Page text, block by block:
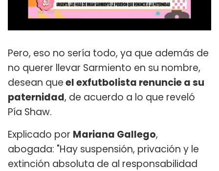
Pero, eso no sería todo, ya que además de
no querer llevar Sarmiento en su nombre,
desean queel exfutbolista renuncie a su
paternidad, de acuerdo a lo que reveló
Pía Shaw.
Explicado por Mariana Gallego,
abogada: "Hay suspensión, privación y le
extinción absoluta de al responsabilidad